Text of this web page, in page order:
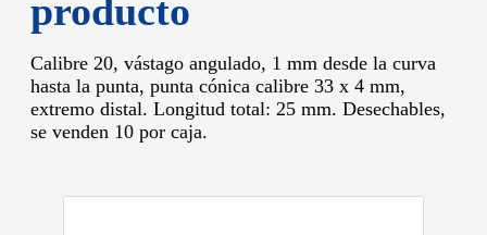
producto
Calibre 20, vástago angulado, 1 mm desde la curva
hasta la punta, punta cónica calibre 33 x 4 mm,
extremo distal. Longitud total: 25 mm. Desechables,
se venden 10 por caja.